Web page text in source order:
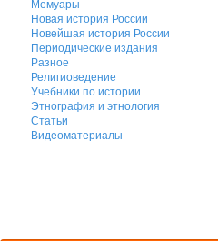
Мемуары
Новая история России
Новейшая история России
Периодические издания
Разное
Религиоведение
Учебники по истории
Этнография и этнология
Статьи
Видеоматериалы